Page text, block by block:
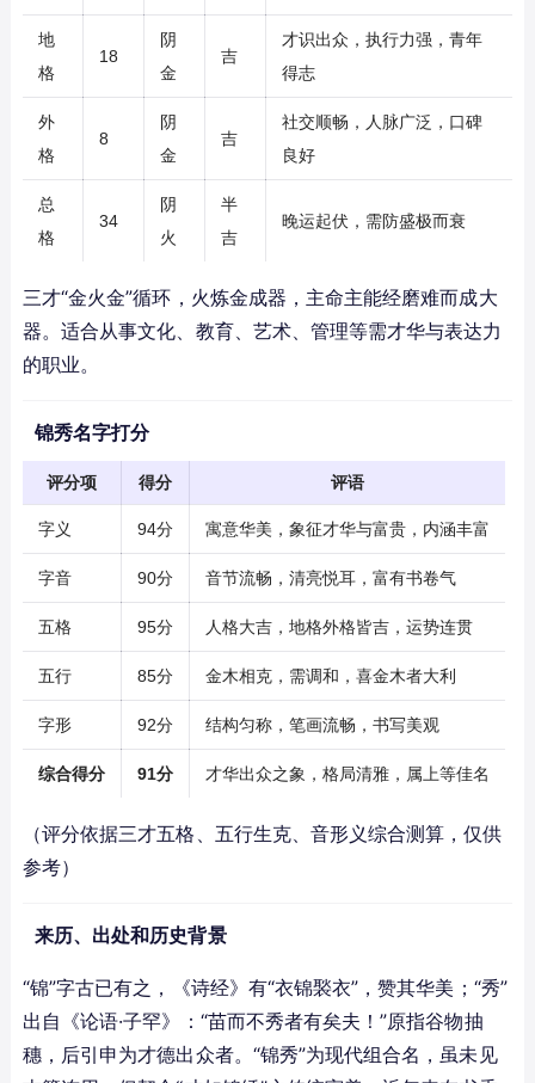
地
格
18
阴
金
吉
才识出众，执行力强，青年
得志
外
格
8
阴
金
吉
社交顺畅，人脉广泛，口碑
良好
总
格
34
阴
火
半
吉
晚运起伏，需防盛极而衰
三才“金火金”循环，火炼金成器，主命主能经磨难而成大
器。适合从事文化、教育、艺术、管理等需才华与表达力
的职业。
锦秀名字打分
评分项 得分 评语
字义 94分 寓意华美，象征才华与富贵，内涵丰富
字音 90分 音节流畅，清亮悦耳，富有书卷气
五格 95分 人格大吉，地格外格皆吉，运势连贯
五行 85分 金木相克，需调和，喜金木者大利
字形 92分 结构匀称，笔画流畅，书写美观
综合得分 91分 才华出众之象，格局清雅，属上等佳名
（评分依据三才五格、五行生克、音形义综合测算，仅供
参考）
来历、出处和历史背景
“锦”字古已有之，《诗经》有“衣锦褧衣”，赞其华美；“秀”
出自《论语·子罕》：“苗而不秀者有矣夫！”原指谷物抽
穗，后引申为才德出众者。“锦秀”为现代组合名，虽未见